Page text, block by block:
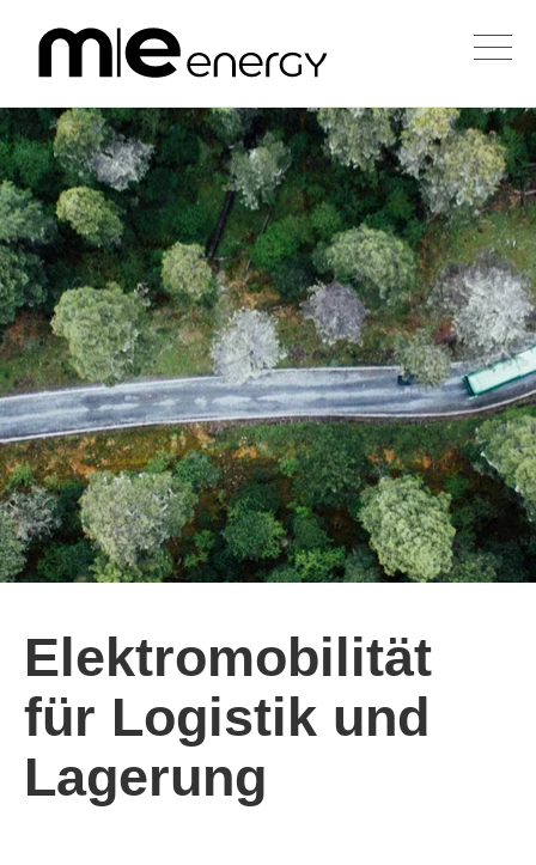
Elektromobilität
für Logistik und
Lagerung